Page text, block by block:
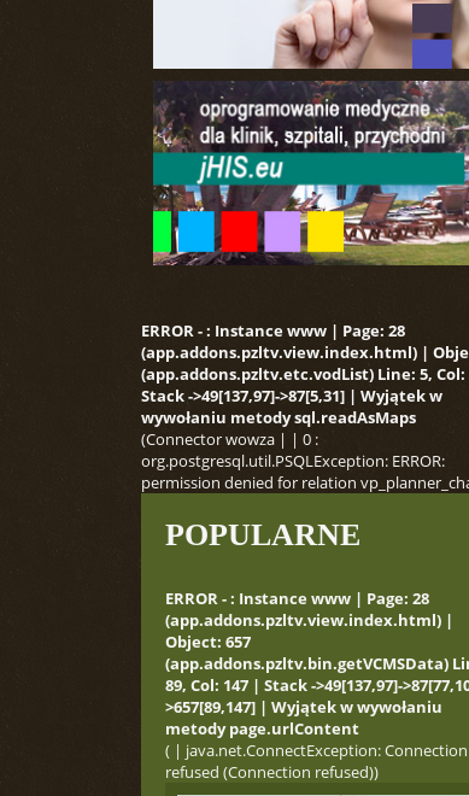
ERROR - : Instance www | Page: 28
(app.addons.pzltv.view.index.html) |
(app.addons.pzltv.etc.vodList) Line: 5, Col:
Stack ->49[137,97]->87[5,31] | Wyjątek w
wywołaniu metody sql.readAsMaps
(Connector wowza | | 0 :
org.postgresql.util.PSQLException: ERROR:
permission denied for relation
POPULARNE
ERROR - : Instance www | Page: 28
(app.addons.pzltv.view.index.html) |
Object: 657
(app.addons.pzltv.bin.getVCMSData)
89, Col: 147 | Stack ->49[137,97]-
>657[89,147] | Wyjątek w wywołaniu
metody page.urlContent
( | java.net.ConnectException: Connection
refused (Connection refused))